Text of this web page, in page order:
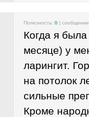
Полезность: 0 |
Когда я
месяце) у
ларингит.
на потолок
сильные
Кроме